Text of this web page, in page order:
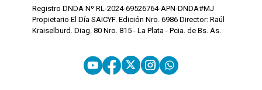
Registro DNDA Nº RL-2024-69526764-APN-DNDA#MJ
Propietario El Día SAICYF. Edición Nro. 6986 Director: Raúl
Kraiselburd. Diag. 80 Nro. 815 - La Plata - Pcia. de Bs. As.